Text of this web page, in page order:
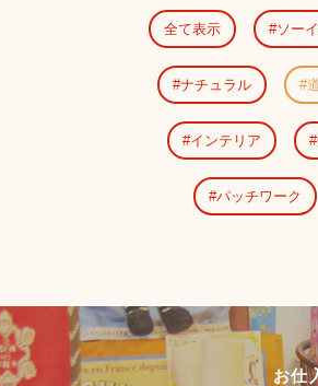
全て表示 ソー
ナチュラル
インテリア
パッチワーク
お仕